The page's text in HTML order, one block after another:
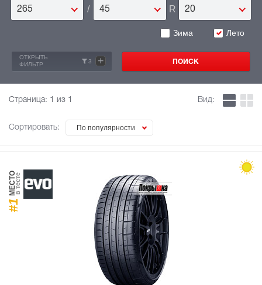
265 / 45 R 20
Зима Лето
ОТКРЫТЬ
ФИЛЬТР
3 +
Страница: 1 из 1
Сортировать: По популярности
Вид:
#1
МЕСТОв тесте